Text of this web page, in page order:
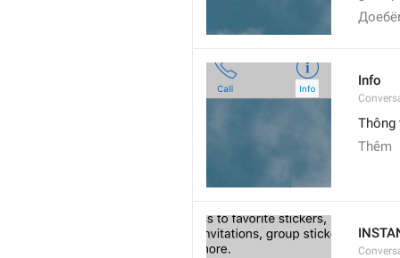
Info
Thông
Thêm